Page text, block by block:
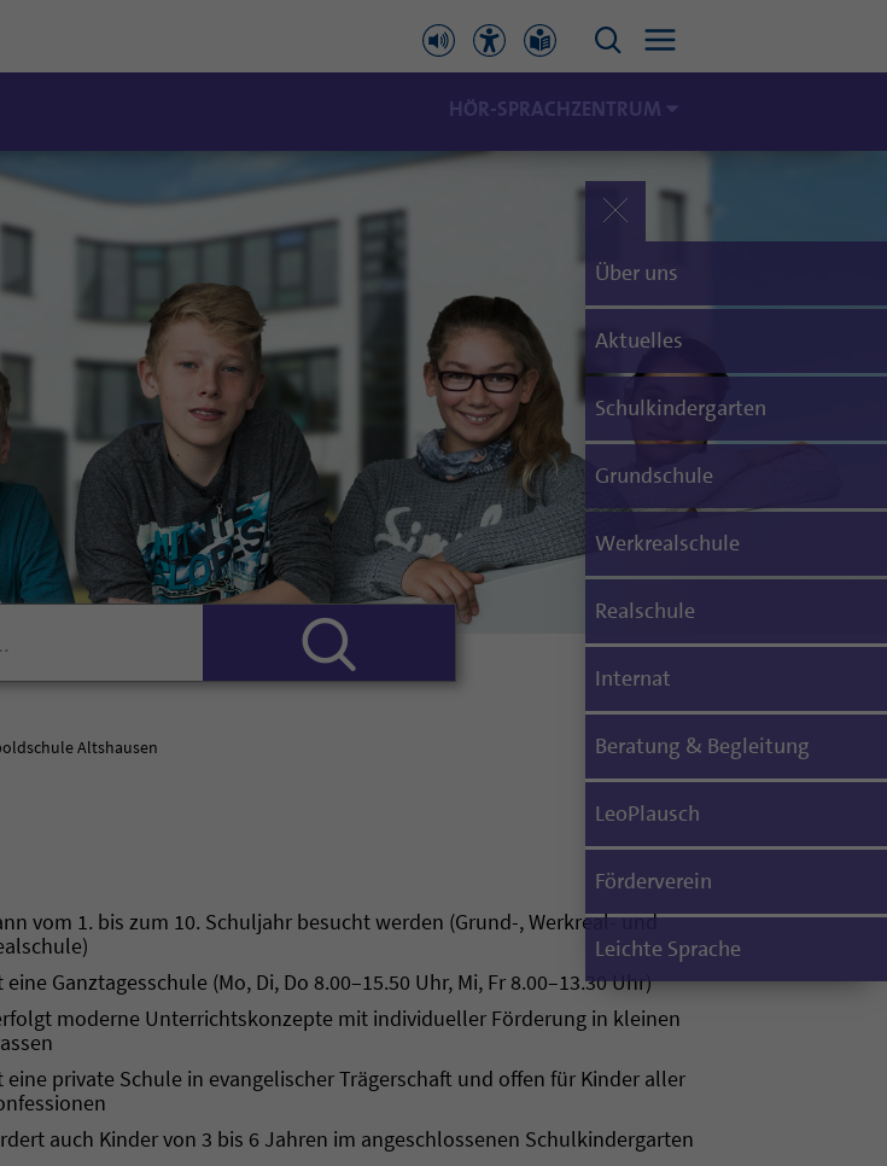
HÖR-SPRACHZENTRUM
Über uns
Aktuelles
Schulkindergarten
Grundschule
Werkrealschule
Realschule
Internat
Beratung & Begleitung
LeoPlausch
Förderverein
Leichte Sprache
Altshausen
vom 1. bis zum 10. Schuljahr besucht werden (Grund-, Werkreal- und
eine Ganztagesschule (Mo, Di, Do 8.00–15.50 Uhr, Mi, Fr 8.00–13.30 Uhr)
moderne Unterrichtskonzepte mit individueller Förderung in kleinen
eine private Schule in evangelischer Trägerschaft und offen für Kinder aller
auch Kinder von 3 bis 6 Jahren im angeschlossenen Schulkindergarten